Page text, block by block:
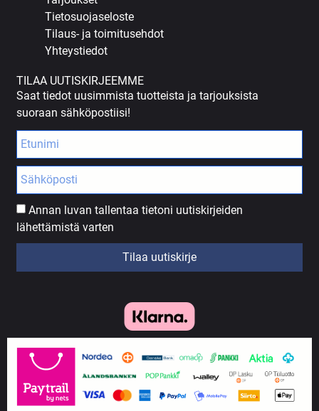
Tietosuojaseloste
Tilaus- ja toimitusehdot
Yhteystiedot
TILAA UUTISKIRJEEMME
Saat tiedot uusimmista tuotteista ja tarjouksista
suoraan sähköpostiisi!
Annan luvan tallentaa tietoni uutiskirjeiden
lähettämistä varten
Tilaa uutiskirje